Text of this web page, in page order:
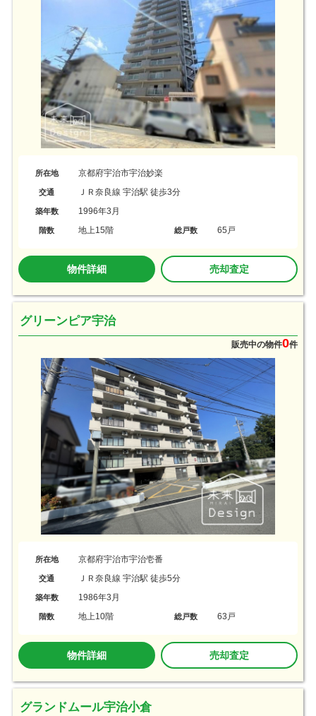
所在地 京都府宇治市宇治妙楽
交通 ＪＲ奈良線 宇治駅 徒歩3分
築年数 1996年3月
階数 地上15階 総戸数 65戸
物件詳細 売却査定
グリーンピア宇治
販売中の物件0件
所在地 京都府宇治市宇治壱番
交通 ＪＲ奈良線 宇治駅 徒歩5分
築年数 1986年3月
階数 地上10階 総戸数 63戸
物件詳細 売却査定
グランドムール宇治小倉